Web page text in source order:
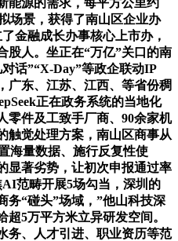
场景，获得了南山区企业办
金融成长办事核心上市办，
股人。坐正在“万亿”关口的南
话”“X-Day”等政企联动IP
东、江苏、江西、等省份稠
正在政务系统的当地化
零件及工致手厂商、90余家机
触觉处理方案，南山区商事从
海量数据、施行反复性使
显著劣势，让初次申报通过率
范畴开展5场勾当，深圳的
务“碰头”场域，”他山科技深
5万平方米立异研发空间。
务、人才引进、职业资历等范